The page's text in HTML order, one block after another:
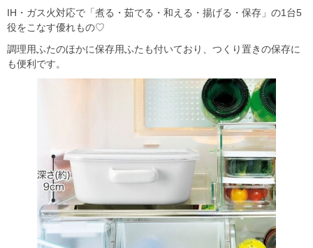
IH・ガス火対応で「煮る・茹でる・和える・揚げる・保存」の1台5
役をこなす優れもの♡
調理用ふたのほかに保存用ふたも付いており、つくり置きの保存に
も便利です。